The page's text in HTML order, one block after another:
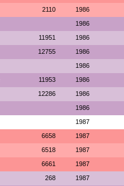
2110 1986
1986
11951 1986
12755 1986
1986
11953 1986
12286 1986
1986
1987
6658 1987
6518 1987
6661 1987
268 1987